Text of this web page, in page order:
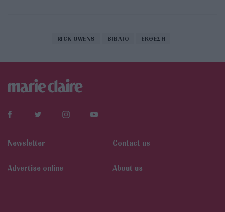
RICK OWENS ΒΙΒΛΙΟ ΕΚΘΕΣΗ
Newsletter Contact us
Αdvertise online About us